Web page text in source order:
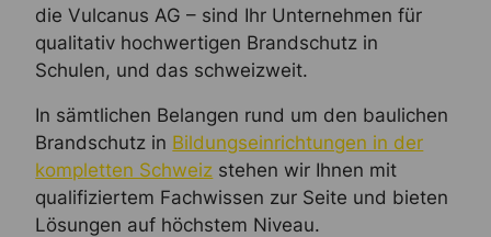
die Vulcanus AG – sind Ihr Unternehmen für
qualitativ hochwertigen Brandschutz in
Schulen, und das schweizweit.
In sämtlichen Belangen rund um den baulichen
Brandschutz in Bildungseinrichtungen in der
kompletten Schweiz stehen wir Ihnen mit
qualifiziertem Fachwissen zur Seite und bieten
Lösungen auf höchstem Niveau.